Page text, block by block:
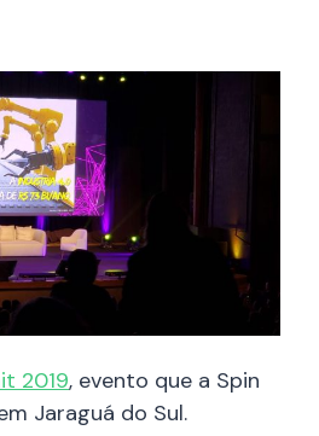
2019, evento que a Spin
Jaraguá do Sul.